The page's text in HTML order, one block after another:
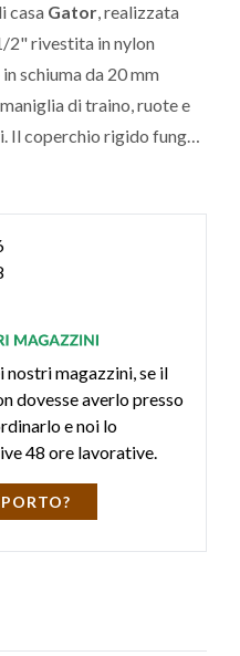
casa Gator, realizzata
2" rivestita in nylon
schiuma da 20 mm
di traino, ruote e
Il coperchio rigido funge
magazzini, se il
dovesse averlo presso
e noi lo
48 ore lavorative.